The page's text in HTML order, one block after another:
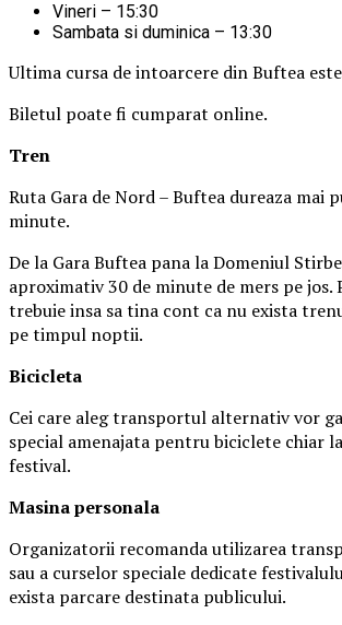
Vineri – 15:30
Sambata si duminica – 13:30
Ultima cursa de intoarcere din Buftea
Biletul poate fi cumparat online.
Tren
Ruta Gara de Nord – Buftea dureaza mai
minute.
De la Gara Buftea pana la Domeniul
aproximativ 30 de minute de mers pe
trebuie insa sa tina cont ca nu exista
pe timpul noptii.
Bicicleta
Cei care aleg transportul alternativ vor
special amenajata pentru biciclete chiar
festival.
Masinapersonala
Organizatorii recomanda utilizarea
sau a curselor speciale dedicate
exista parcare destinata publicului.